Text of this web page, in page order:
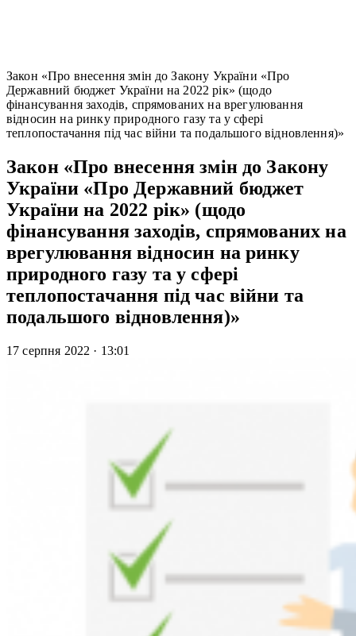
Закон «Про внесення змін до Закону України «Про
Державний бюджет України на 2022 рік» (щодо
фінансування заходів, спрямованих на врегулювання
відносин на ринку природного газу та у сфері
теплопостачання під час війни та подальшого відновлення)»
Закон «Про внесення змін до Закону
України «Про Державний бюджет
України на 2022 рік» (щодо
фінансування заходів, спрямованих на
врегулювання відносин на ринку
природного газу та у сфері
теплопостачання під час війни та
подальшого відновлення)»
17 серпня 2022 · 13:01